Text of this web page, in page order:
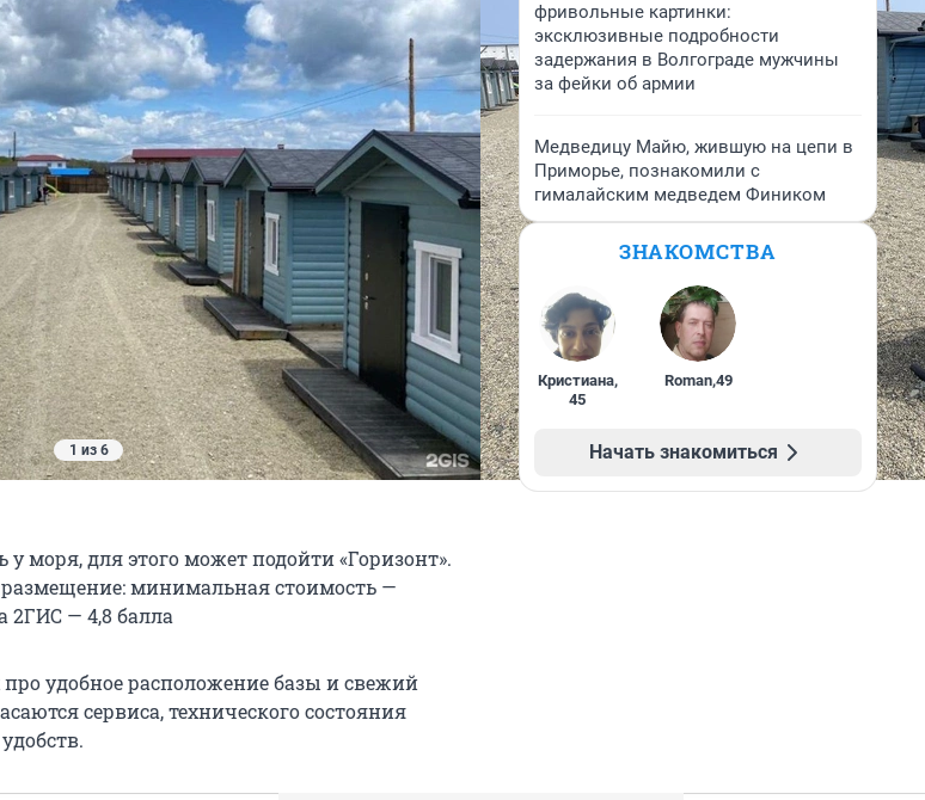
1 из 6
моря, для этого может подойти «Горизонт».
размещение: минимальная стоимость —
2ГИС — 4,8 балла
удобное расположение базы и свежий
сервиса, технического состояния
фривольные картинки:
эксклюзивные подробности
задержания в Волгограде мужчины
за фейки об армии
Медведицу Майю, жившую на цепи в
Приморье, познакомили с
гималайским медведем Фиником
ЗНАКОМСТВА
Кристиана,
45
Roman,49
Начать знакомиться